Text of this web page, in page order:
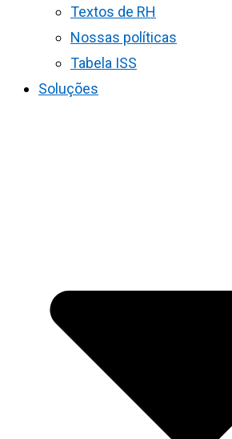
Textos de RH
Nossas políticas
Tabela ISS
Soluções